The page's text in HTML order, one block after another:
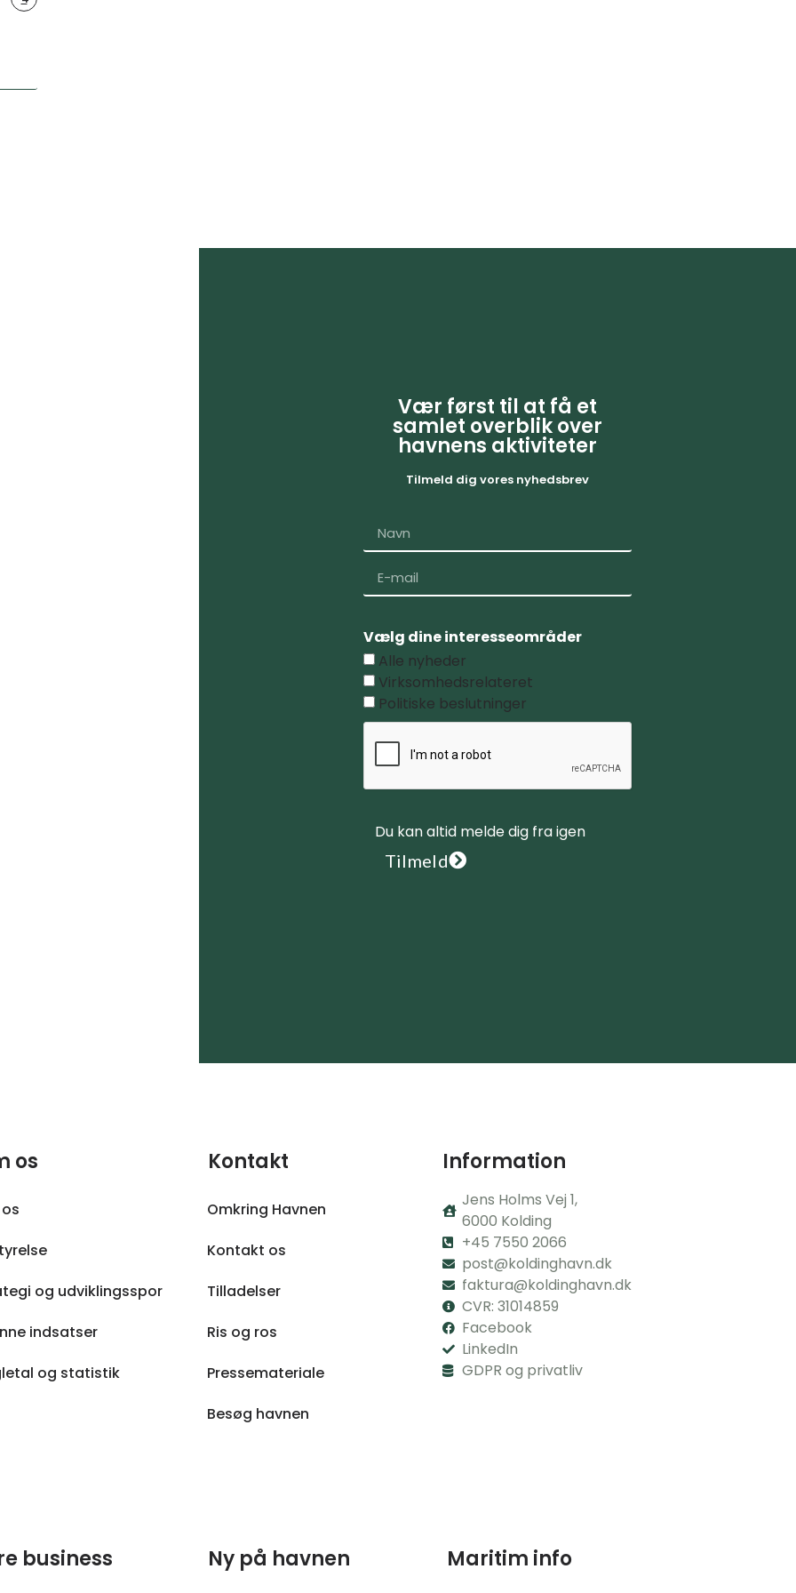
Vær først til at få et
samlet overblik over
havnens aktiviteter
Tilmeld dig vores nyhedsbrev
Vælg dine interesseområder
Alle nyheder
Virksomhedsrelateret
Politiske beslutninger
Du kan altid melde dig fra igen
Tilmeld
os
og udviklingsspor
indsatser
og statistik
Kontakt
Omkring Havnen
Kontakt os
Tilladelser
Ris og ros
Pressemateriale
Besøg havnen
Information
Jens Holms Vej 1,
6000 Kolding
+45 7550 2066
post@koldinghavn.dk
faktura@koldinghavn.dk
CVR: 31014859
Facebook
LinkedIn
GDPR og privatliv
business Ny på havnen Maritim info